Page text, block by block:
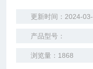
配装其他仪表
更新时间：2024-
产品型号：
浏览量：1868